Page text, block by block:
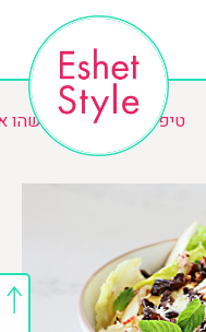
טיפים ורשימות משהו